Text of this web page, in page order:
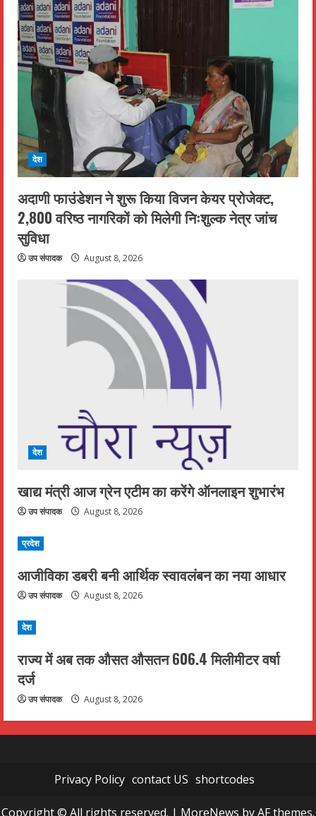
देश
अदाणी फाउंडेशन ने शुरू किया विजन केयर प्रोजेक्ट,
2,800 वरिष्ठ नागरिकों को मिलेगी निःशुल्क नेत्र जांच
सुविधा
उप संपादक August 8, 2026
देश
खाद्य मंत्री आज ग्रेन एटीम का करेंगे ऑनलाइन शुभारंभ
उप संपादक August 8, 2026
प्रदेश
आजीविका डबरी बनी आर्थिक स्वावलंबन का नया आधार
उप संपादक August 8, 2026
देश
राज्य में अब तक औसत औसतन 606.4 मिलीमीटर वर्षा
दर्ज
उप संपादक August 8, 2026
Privacy Policy contact US shortcodes
Copyright © All rights reserved. | MoreNews by AF themes.